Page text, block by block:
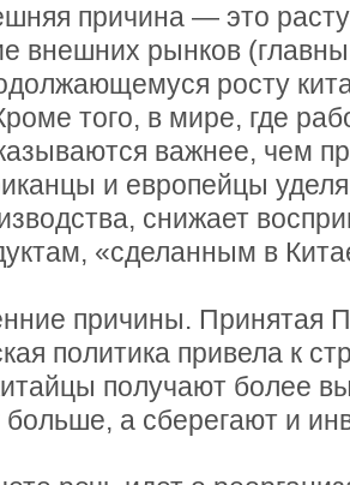
причина — это
внешних рынков
росту
того, в мире, где
важнее, чем
и европейцы
снижает
«сделанным в
причины. Принятая
политика привела к
получают более
больше, а сберегают и